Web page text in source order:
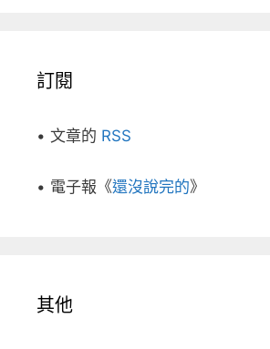
訂閱
• 文章的 RSS
• 電子報《還沒說完的》
其他